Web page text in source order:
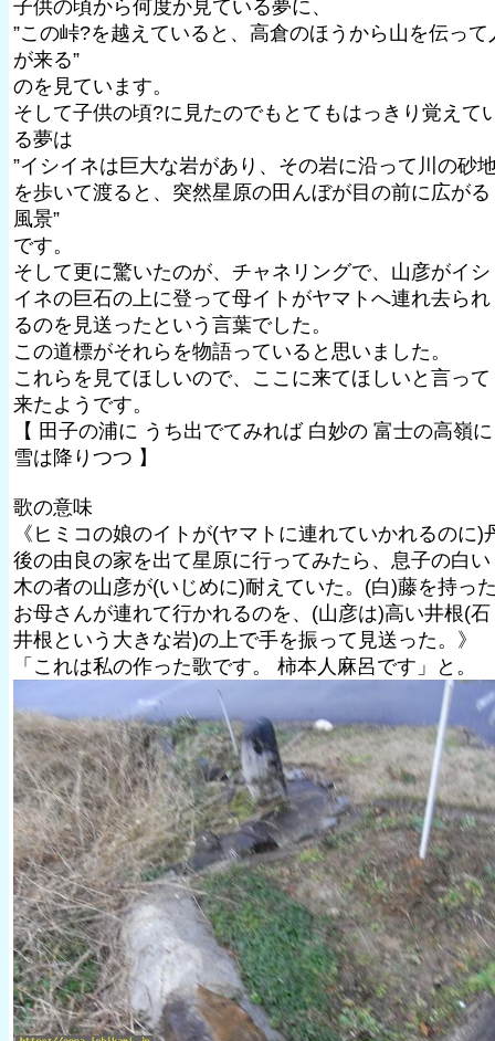
子供の頃から何度か見ている夢に、
”この峠?を越えていると、高倉のほうから山を伝って
が来る”
のを見ています。
そして子供の頃?に見たのでもとてもはっきり覚えて
る夢は
”イシイネは巨大な岩があり、その岩に沿って川の砂
を歩いて渡ると、突然星原の田んぼが目の前に広がる
風景”
です。
そして更に驚いたのが、チャネリングで、山彦がイシ
イネの巨石の上に登って母イトがヤマトへ連れ去られ
るのを見送ったという言葉でした。
この道標がそれらを物語っていると思いました。
これらを見てほしいので、ここに来てほしいと言って
来たようです。
【 田子の浦に うち出でてみれば 白妙の 富士の高嶺に
雪は降りつつ 】
歌の意味
《ヒミコの娘のイトが(ヤマトに連れていかれるのに)
後の由良の家を出て星原に行ってみたら、息子の白い
木の者の山彦が(いじめに)耐えていた。(白)藤を持っ
お母さんが連れて行かれるのを、(山彦は)高い井根(石
井根という大きな岩)の上で手を振って見送った。》
「これは私の作った歌です。 柿本人麻呂です」と。